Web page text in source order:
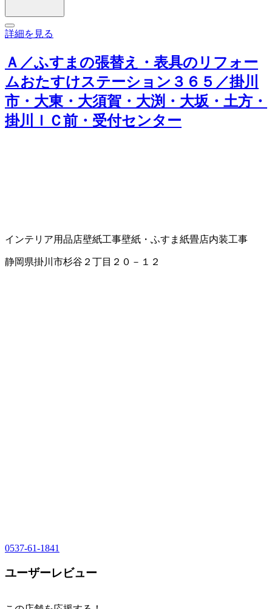
詳細を見る
Ａ／ふすまの張替え・表具のリフォー
ムおたすけステーション３６５／掛川
市・大東・大須賀・大渕・大坂・土方・
掛川ＩＣ前・受付センター
インテリア用品店壁紙工事壁紙・ふすま紙畳店内装工事
静岡県掛川市杉谷２丁目２０－１２
0537-61-1841
ユーザーレビュー